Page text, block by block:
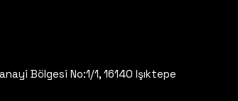
Bölgesi No:1/1, 16140 Işıktepe